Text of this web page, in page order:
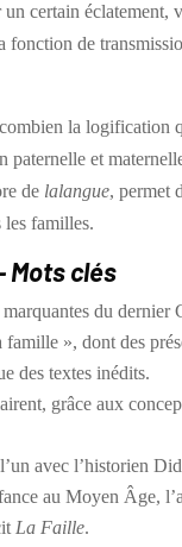
certain éclatement,
fonction de
la logification
paternelle et
de lalangue, permet
les familles.
Mots clés
du
famille », dont des
des textes inédits.
grâce aux
avec l’historien
au Moyen Âge,
La Faille.